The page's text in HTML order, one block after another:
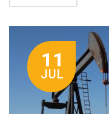
11
JUL